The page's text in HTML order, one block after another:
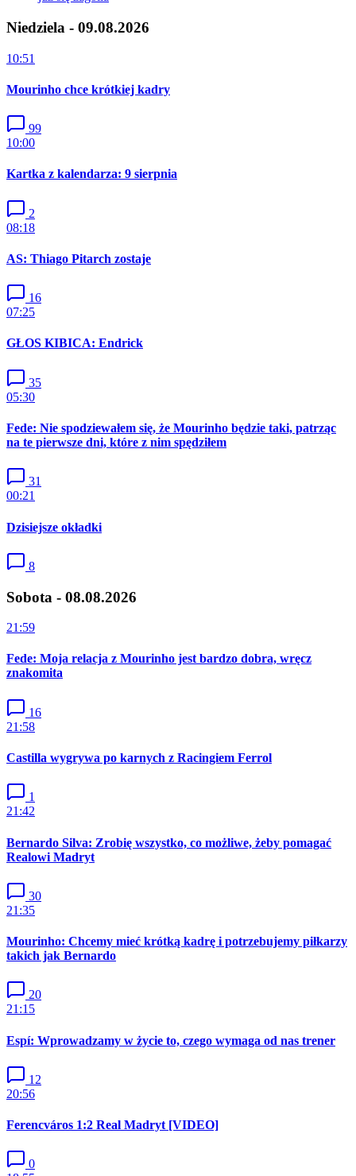
Niedziela - 09.08.2026
10:51
Mourinho chce krótkiej kadry
99
10:00
Kartka z kalendarza: 9 sierpnia
2
08:18
AS: Thiago Pitarch zostaje
16
07:25
GŁOS KIBICA: Endrick
35
05:30
Fede: Nie spodziewałem się, że Mourinho będzie taki, patrząc
na te pierwsze dni, które z nim spędziłem
31
00:21
Dzisiejsze okładki
8
Sobota - 08.08.2026
21:59
Fede: Moja relacja z Mourinho jest bardzo dobra, wręcz
znakomita
16
21:58
Castilla wygrywa po karnych z Racingiem Ferrol
1
21:42
Bernardo Silva: Zrobię wszystko, co możliwe, żeby pomagać
Realowi Madryt
30
21:35
Mourinho: Chcemy mieć krótką kadrę i potrzebujemy piłkarzy
takich jak Bernardo
20
21:15
Espí: Wprowadzamy w życie to, czego wymaga od nas trener
12
20:56
Ferencváros 1:2 Real Madryt [VIDEO]
0